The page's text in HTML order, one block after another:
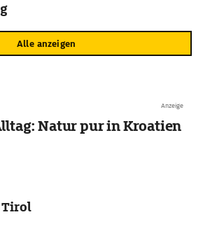
Alle anzeigen
Anzeige
Natur pur in Kroatien
Tirol